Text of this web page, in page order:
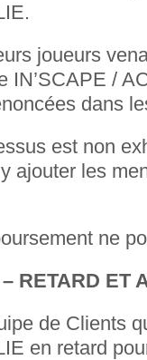
joueurs
IN’SCAPE /
dans
est non
ajouter les
ne
RETARD ET
de Clients
en retard